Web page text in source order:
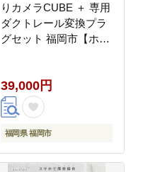
りカメラCUBE ＋ 専用
ダクトレール変換プラ
グセット 福岡市【ホワ
39,000円
福岡県 福岡市